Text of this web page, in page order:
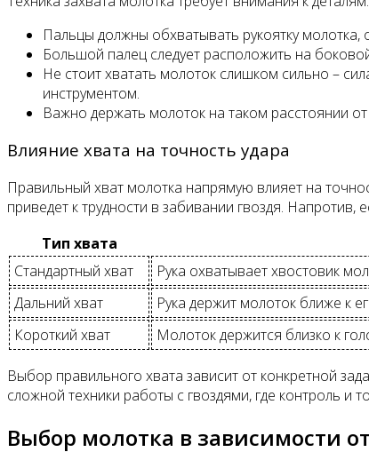
Пальцы должны обхватывать рукоятку
Большой палец следует расположить на
Не стоит хватать молоток слишком сильно –
инструментом.
Важно держать молоток на таком расстоянии
Влияние хвата на точность удара
Правильный хват молотка напрямую влияет на
приведет к трудности в забивании гвоздя. Напротив,
Тип хвата
Стандартный хват
Рука охватывает хвостовик
Дальний хват
Рука держит молоток ближе к
Короткий хват
Молоток держится близко к
Выбор правильного хвата зависит от конкретной
сложной техники работы с гвоздями, где контроль и
Выбор молотка в зависимости